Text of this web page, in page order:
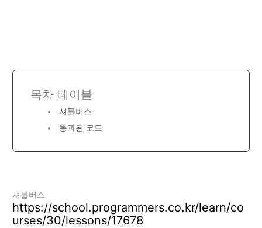
목차 테이블
셔틀버스
통과된 코드
셔틀버스
https://school.programmers.co.kr/learn/co
urses/30/lessons/17678